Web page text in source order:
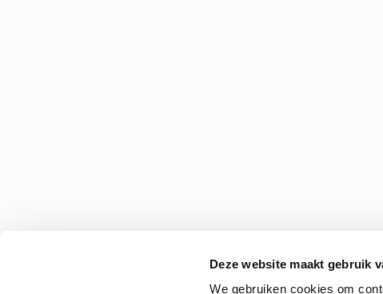
Deze website maakt gebruik
We gebruiken cookies om